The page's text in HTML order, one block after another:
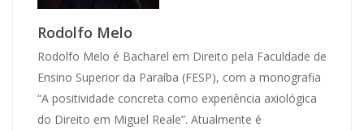
Rodolfo Melo
Rodolfo Melo é Bacharel em Direito pela Faculdade de
Ensino Superior da Paraíba (FESP), com a monografia
“A positividade concreta como experiência axiológica
do Direito em Miguel Reale”. Atualmente é